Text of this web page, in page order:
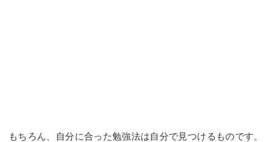
もちろん、自分に合った勉強法は自分で見つけるものです。